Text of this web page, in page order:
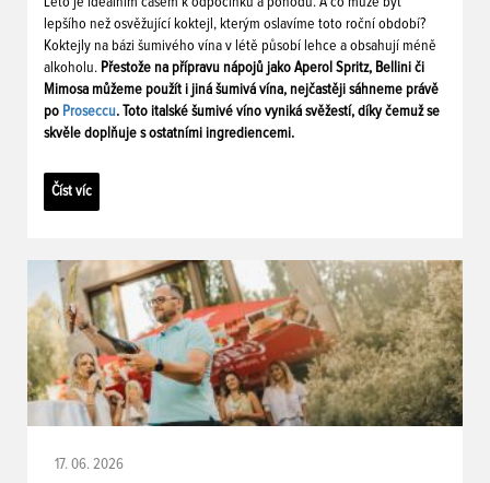
lepšího než osvěžující koktejl, kterým oslavíme toto roční období?
Koktejly na bázi šumivého vína v létě působí lehce a obsahují méně
alkoholu. Přestože na přípravu nápojů jako Aperol Spritz, Bellini či
Mimosa můžeme použít i jiná šumivá vína, nejčastěji sáhneme právě
po Proseccu. Toto italské šumivé víno vyniká svěžestí, díky čemuž se
skvěle doplňuje s ostatními ingrediencemi.
Číst víc
17. 06. 2026